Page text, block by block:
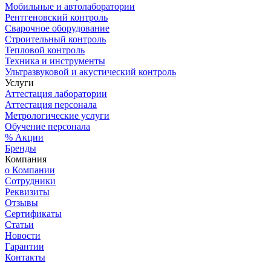
Мобильные и автолаборатории
Рентгеновский контроль
Сварочное оборудование
Строительный контроль
Тепловой контроль
Техника и инструменты
Ультразвуковой и акустический контроль
Услуги
Аттестация лаборатории
Аттестация персонала
Метрологические услуги
Обучение персонала
% Акции
Бренды
Компания
о Компании
Сотрудники
Реквизиты
Отзывы
Сертификаты
Статьи
Новости
Гарантии
Контакты